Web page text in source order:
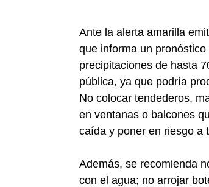
Ante la alerta amarilla
que informa un
precipitaciones de hasta
pública, ya que podría
No colocar tendederos,
en ventanas o balcones
caída y poner en riesgo a
Además, se recomienda
con el agua; no arrojar